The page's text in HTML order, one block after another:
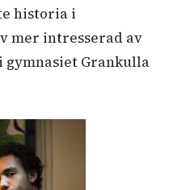
historia i
mer intresserad av
gymnasiet Grankulla